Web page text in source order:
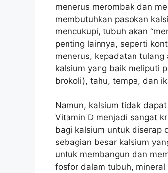
menerus merombak dan
membutuhkan pasokan
mencukupi, tubuh akan
penting lainnya, seperti
menerus, kepadatan
kalsium yang baik meliputi
brokoli), tahu, tempe, dan
Namun, kalsium tidak
Vitamin D menjadi sangat
bagi kalsium untuk diserap
sebagian besar kalsium
untuk membangun dan
fosfor dalam tubuh,